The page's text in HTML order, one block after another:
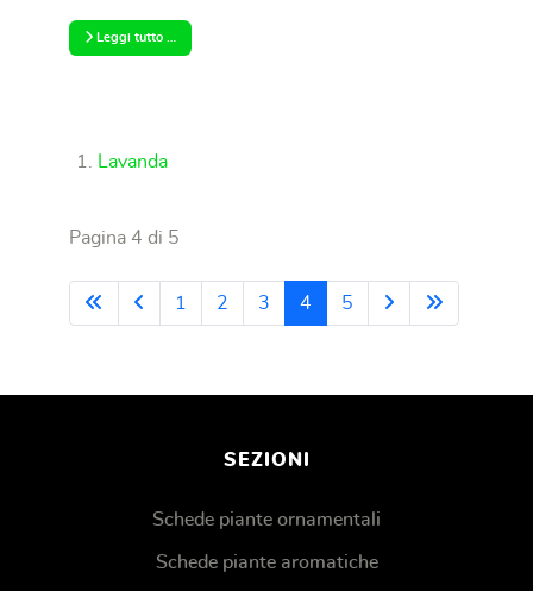
Leggi tutto …
Lavanda
Pagina 4 di 5
1 2 3 4 5
SEZIONI
Schede piante ornamentali
Schede piante aromatiche